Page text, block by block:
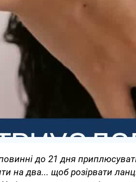
до 21 дня
на два... щоб розірвати